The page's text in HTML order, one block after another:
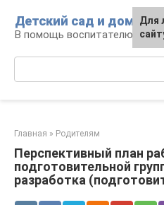
контенту
Детский сад и дом
В помощь воспитателю и
Главная » Родителям
Перспективный план
подготовительной
разработка
Для